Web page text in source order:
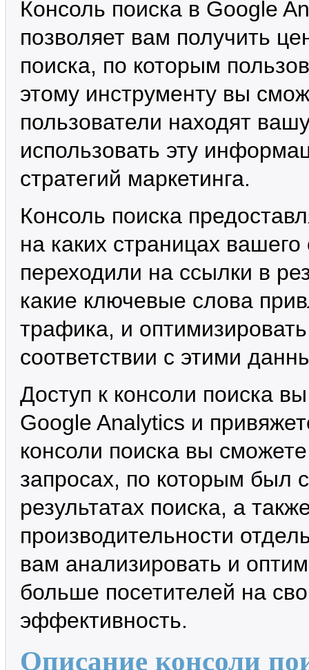
Консоль поиска в Google
позволяет вам получить
поиска, по которым
этому инструменту вы
пользователи находят
использовать эту
стратегий маркетинга.
Консоль поиска
на каких страницах
переходили на ссылки в
какие ключевые слова
трафика, и
соответствии с этими
Доступ к консоли поиска
Google Analytics и
консоли поиска вы
запросах, по которым был
результатах поиска, а
производительности
вам анализировать и
больше посетителей на
эффективность.
Описание консоли